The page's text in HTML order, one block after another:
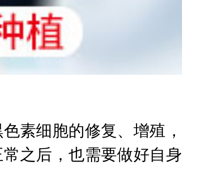
素细胞的修复、增殖，
之后，也需要做好自身